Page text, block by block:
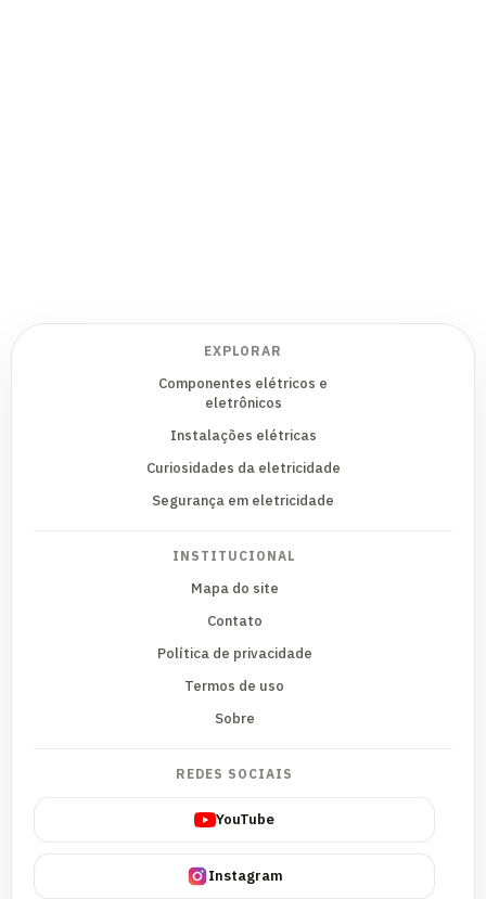
EXPLORAR
Componentes elétricos e
eletrônicos
Instalações elétricas
Curiosidades da eletricidade
Segurança em eletricidade
INSTITUCIONAL
Mapa do site
Contato
Política de privacidade
Termos de uso
Sobre
REDES SOCIAIS
YouTube
Instagram